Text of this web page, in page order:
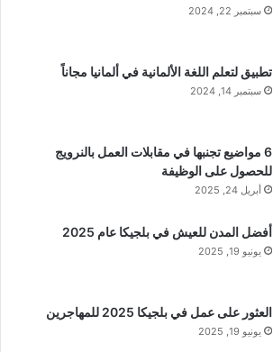
سبتمبر 22, 2024
تطبيق لتعلم اللغة الألمانية في ألمانيا مجاناً
سبتمبر 14, 2024
6 مواضيع تجنبها في مقابلات العمل بالنرويج
للحصول على الوظيفة
أبريل 24, 2025
أفضل المدن للعيش في بلجيكا عام 2025
يونيو 19, 2025
العثور على عمل في بلجيكا 2025 للمهاجرين
يونيو 19, 2025